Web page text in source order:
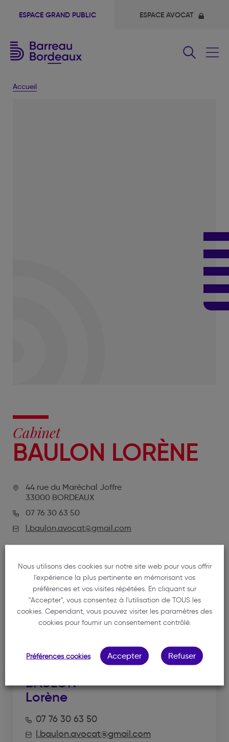
ESPACE GRAND PUBLIC ESPACE AVOCAT
Accueil
Cabinet
BAULON LORÈNE
44 rue du Maréchal Joffre
33000 BORDEAUX
07 76 30 63 50
l.baulon.avocat@gmail.com
NOTRE MEMBRE
BAULON
Lorène
07 76 30 63 50
l.baulon.avocat@gmail.com
Nous utilisons des cookies sur notre site web pour vous offrir
l'expérience la plus pertinente en mémorisant vos
préférences et vos visites répétées. En cliquant sur
"Accepter", vous consentez à l'utilisation de TOUS les
cookies. Cependant, vous pouvez visiter les paramètres des
cookies pour fournir un consentement contrôlé.
Préférences cookies Accepter Refuser